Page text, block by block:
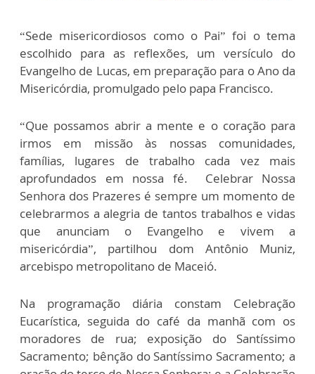
“Sede misericordiosos como o Pai” foi o tema
escolhido para as reflexões, um versículo do
Evangelho de Lucas, em preparação para o Ano da
Misericórdia, promulgado pelo papa Francisco.
“Que possamos abrir a mente e o coração para
irmos em missão às nossas comunidades,
famílias, lugares de trabalho cada vez mais
aprofundados em nossa fé. Celebrar Nossa
Senhora dos Prazeres é sempre um momento de
celebrarmos a alegria de tantos trabalhos e vidas
que anunciam o Evangelho e vivem a
misericórdia”, partilhou dom Antônio Muniz,
arcebispo metropolitano de Maceió.
Na programação diária constam Celebração
Eucarística, seguida do café da manhã com os
moradores de rua; exposição do Santíssimo
Sacramento; bênção do Santíssimo Sacramento; a